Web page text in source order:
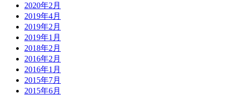
2020年2月
2019年4月
2019年2月
2019年1月
2018年2月
2016年2月
2016年1月
2015年7月
2015年6月